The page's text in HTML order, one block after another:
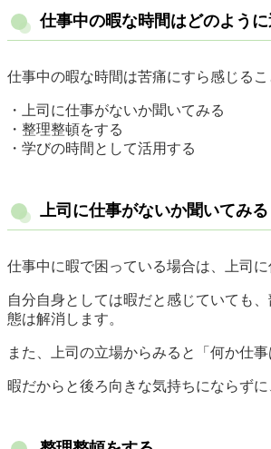
仕事中の暇な時間はどのように
仕事中の暇な時間は苦痛にすら感じる
・上司に仕事がないか聞いてみる
・整理整頓をする
・学びの時間として活用する
上司に仕事がないか聞いてみる
仕事中に暇で困っている場合は、上司
自分自身としては暇だと感じていても
態は解消します。
また、上司の立場からみると「何か仕
暇だからと後ろ向きな気持ちにならず